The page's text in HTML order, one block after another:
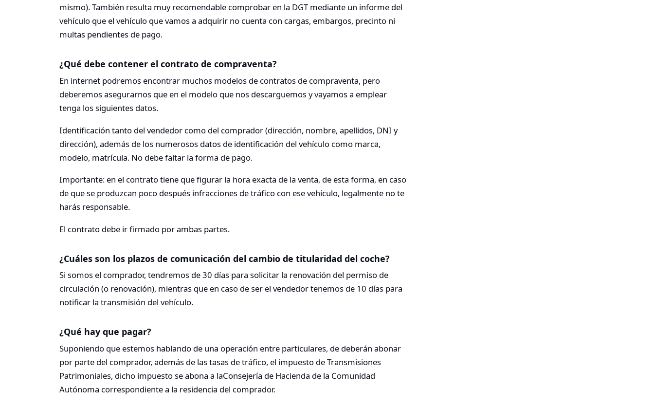
mismo). También resulta muy recomendable comprobar en la DGT mediante un informe del
vehículo que el vehículo que vamos a adquirir no cuenta con cargas, embargos, precinto ni
multas pendientes de pago.
¿Qué debe contener el contrato de compraventa?
En internet podremos encontrar muchos modelos de contratos de compraventa, pero
deberemos asegurarnos que en el modelo que nos descarguemos y vayamos a emplear
tenga los siguientes datos.
Identificación tanto del vendedor como del comprador (dirección, nombre, apellidos, DNI y
dirección), además de los numerosos datos de identificación del vehículo como marca,
modelo, matrícula. No debe faltar la forma de pago.
Importante: en el contrato tiene que figurar la hora exacta de la venta, de esta forma, en caso
de que se produzcan poco después infracciones de tráfico con ese vehículo, legalmente no te
harás responsable.
El contrato debe ir firmado por ambas partes.
¿Cuáles son los plazos de comunicación del cambio de titularidad del coche?
Si somos el comprador, tendremos de 30 días para solicitar la renovación del permiso de
circulación (o renovación), mientras que en caso de ser el vendedor tenemos de 10 días para
notificar la transmisión del vehículo.
¿Qué hay que pagar?
Suponiendo que estemos hablando de una operación entre particulares, de deberán abonar
por parte del comprador, además de las tasas de tráfico, el impuesto de Transmisiones
Patrimoniales, dicho impuesto se abona a laConsejería de Hacienda de la Comunidad
Autónoma correspondiente a la residencia del comprador.